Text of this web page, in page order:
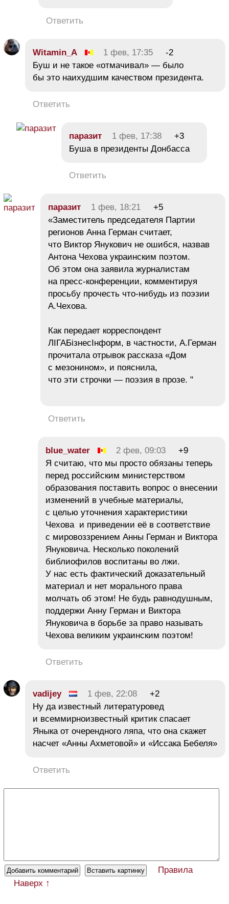
Ответить
Witamin_A 1 фев, 17:35
-2
Буш и не такое «отмачивал» — было
бы это наихудшим качеством президента.
Ответить
паразит 1 фев, 17:38
+3
Буша в президенты Донбасса
Ответить
паразит 1 фев, 18:21
+5
«Заместитель председателя Партии
регионов Анна Герман считает,
что Виктор Янукович не ошибся, назвав
Антона Чехова украинским поэтом.
Об этом она заявила журналистам
на пресс-конференции, комментируя
просьбу прочесть что-нибудь из поэзии
А.Чехова.
Как передает корреспондент
ЛІГАБізнесІнформ, в частности, А.Герман
прочитала отрывок рассказа «Дом
с мезонином», и пояснила,
что эти строчки — поэзия в прозе. "
Ответить
blue_water 2 фев, 09:03
+9
Я считаю, что мы просто обязаны теперь
перед российским министерством
образования поставить вопрос о внесении
изменений в учебные материалы,
с целью уточнения характеристики
Чехова и приведении её в соответствие
с мировоззрением Анны Герман и Виктора
Януковича. Несколько поколений
библиофилов воспитаны во лжи.
У нас есть фактический доказательный
материал и нет морального права
молчать об этом! Не будь равнодушным,
поддержи Анну Герман и Виктора
Януковича в борьбе за право называть
Чехова великим украинским поэтом!
Ответить
vadijey 1 фев, 22:08
+2
Ну да известный литературовед
и всеммирноизвестный критик спасает
Яныка от очерендного ляпа, что она скажет
насчет «Анны Ахметовой» и «Иссака Бебеля»
Ответить
Правила
Наверх ↑